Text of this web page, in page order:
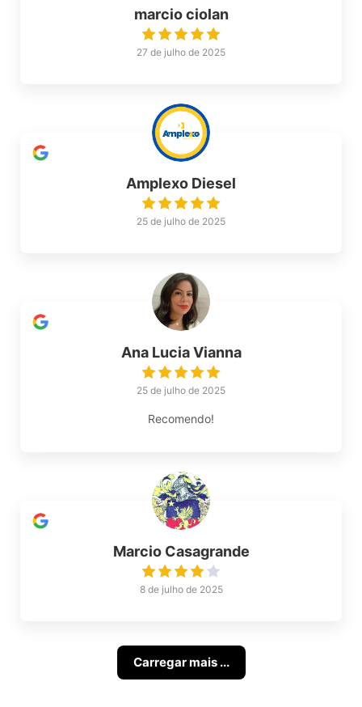
marcio ciolan
27 de julho de 2025
Amplexo Diesel
25 de julho de 2025
Ana Lucia Vianna
25 de julho de 2025
Recomendo!
Marcio Casagrande
8 de julho de 2025
Carregar mais ...